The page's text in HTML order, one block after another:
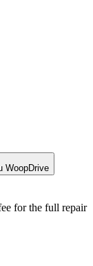
WoopDrive
for the full repair